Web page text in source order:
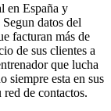
en España y
datos del
facturan más de
de sus clientes a
que lucha
siempre esta en sus
de contactos.